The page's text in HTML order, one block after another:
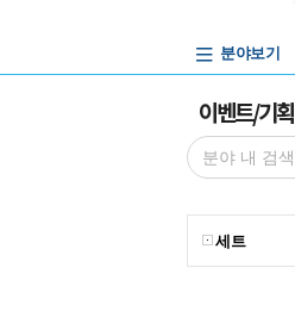
분야보기
이벤트/기획
세트